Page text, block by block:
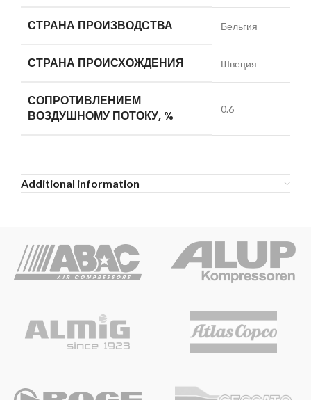
СТРАНА ПРОИЗВОДСТВА Бельгия
СТРАНА ПРОИСХОЖДЕНИЯ Швеция
СОПРОТИВЛЕНИЕМ
ВОЗДУШНОМУ ПОТОКУ, %
0.6
Additional information